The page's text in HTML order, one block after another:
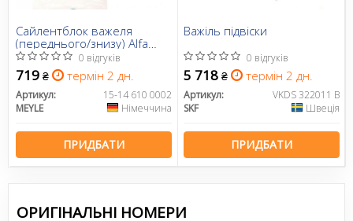
Сайлентблок важеля
(переднього/знизу) Alfa
Romeo 159/Brera/Spider
05-11
0 відгуків
719 ₴ термін 2 дн.
Артикул:
15-14 610 0002
MEYLE
Німеччина
ПРИДБАТИ
Важіль підвіски
0 відгуків
5 718 ₴ термін 2 дн.
Артикул:
VKDS 322011 B
SKF
Швеція
ПРИДБАТИ
ОРИГІНАЛЬНІ НОМЕРИ